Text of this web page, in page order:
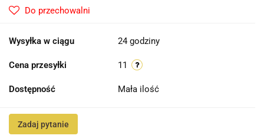
Do przechowalni
Wysyłka w ciągu 24 godziny
Cena przesyłki 11
Dostępność Mała ilość
Zadaj pytanie